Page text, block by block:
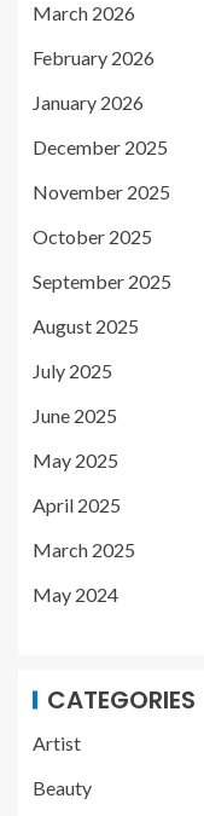
March 2026
February 2026
January 2026
December 2025
November 2025
October 2025
September 2025
August 2025
July 2025
June 2025
May 2025
April 2025
March 2025
May 2024
CATEGORIES
Artist
Beauty